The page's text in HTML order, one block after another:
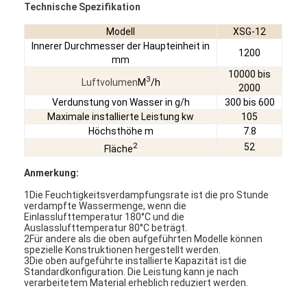
Fabrik Tour
Qualitätskontrolle
Nachrichten
Zentrifugaler HochgeschwindigkeitsSprühtrockner
Vibrierender Wirbelschichttrockner
Mikrowellen-Vakuumtrockner
Druck-Sprühtrockner
Technische Spezifikation
Modell
XSG-12
Innerer Durchmesser der Haupteinheit in
mm
1200
LuftvolumenM3/h
10000 bis
2000
Verdunstung von Wasser in g/h
300 bis 600
Maximale installierte Leistung kw
105
Höchsthöhe m
7.8
Fläche2 52
Anmerkung:
1Die Feuchtigkeitsverdampfungsrate ist die pro Stunde
verdampfte Wassermenge, wenn die
Einlasslufttemperatur 180°C und die
Auslasslufttemperatur 80°C beträgt.
2Für andere als die oben aufgeführten Modelle können
spezielle Konstruktionen hergestellt werden.
3Die oben aufgeführte installierte Kapazität ist die
Standardkonfiguration. Die Leistung kann je nach
verarbeitetem Material erheblich reduziert werden.